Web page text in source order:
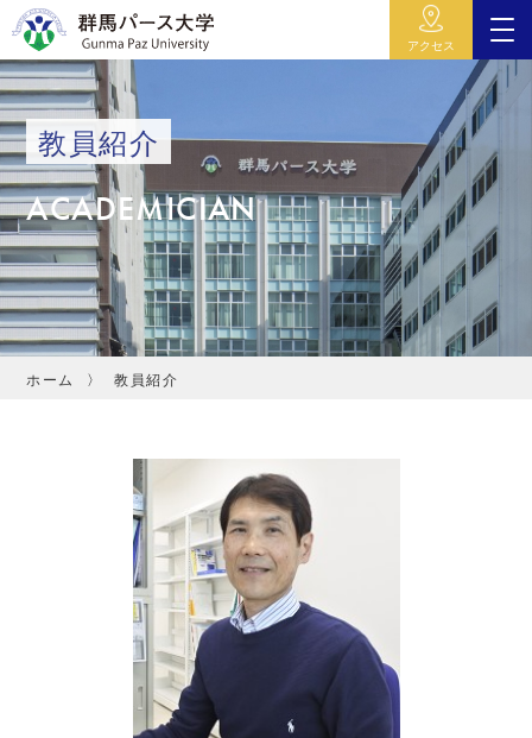
アクセス
教員紹介
ACADEMICIAN
ホーム 教員紹介